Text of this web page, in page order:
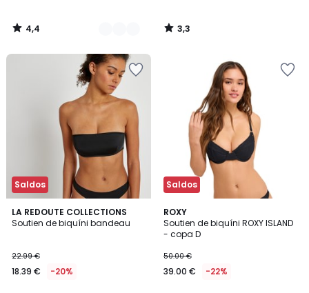
4,4
/
3,3
/
Saldos
LA REDOUTE COLLECTIONS
Soutien de biquíni bandeau
22.99 €
18.39 € -20%
4,2
/ 5
Saldos
ROXY
Soutien de biquíni ROXY ISLAND
- copa D
50.00 €
39.00 € -22%